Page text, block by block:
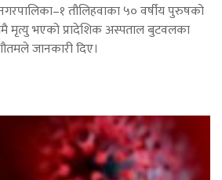
तौलिहवाका ५० वर्षीय पुरुषको
मृत्यु भएको प्रादेशिक अस्पताल बुटवलका
जानकारी दिए।